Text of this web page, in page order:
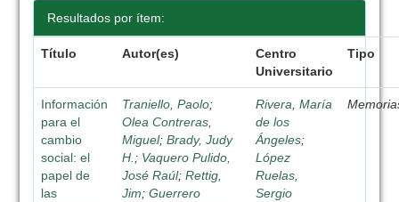
Resultados por ítem:
Título Autor(es)
Centro
Universitario
Tipo
Información
para el
cambio
social: el
papel de
las
Traniello, Paolo;
Olea Contreras,
Miguel;Brady, Judy
H. ; Vaquero Pulido,
José Raúl;Rettig,
Jim;Guerrero
Rivera, María
de los
Ángeles;
López
Ruelas,
Sergio